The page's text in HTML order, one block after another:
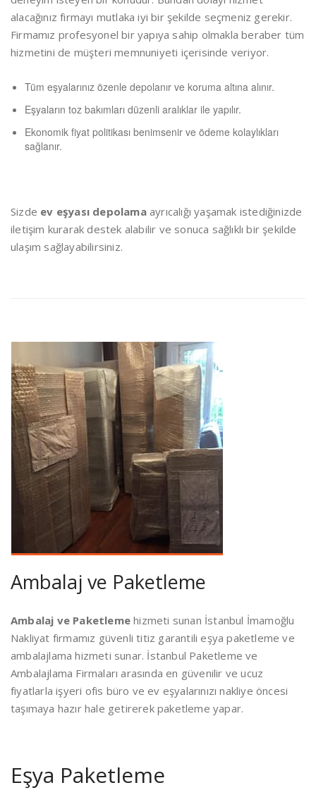
alacağınız firmayı mutlaka iyi bir şekilde seçmeniz gerekir.
Firmamız profesyonel bir yapıya sahip olmakla beraber tüm
hizmetini de müşteri memnuniyeti içerisinde veriyor.
Tüm eşyalarınız özenle depolanır ve koruma altına alınır.
Eşyaların toz bakımları düzenli aralıklar ile yapılır.
Ekonomik fiyat politikası benimsenir ve ödeme kolaylıkları
sağlanır.
Sizde ev eşyası depolamaayrıcalığı yaşamak istediğinizde
iletişim kurarak destek alabilir ve sonuca sağlıklı bir şekilde
ulaşım sağlayabilirsiniz.
Ambalaj ve Paketleme
Ambalaj ve Paketleme hizmeti sunan İstanbul İmamoğlu
Nakliyat firmamız güvenli titiz garantili eşya paketleme ve
ambalajlama hizmeti sunar. İstanbul Paketleme ve
Ambalajlama Firmaları arasında en güvenilir ve ucuz
fiyatlarla işyeri ofis büro ve ev eşyalarınızı nakliye öncesi
taşımaya hazır hale getirerek paketleme yapar.
Eşya Paketleme